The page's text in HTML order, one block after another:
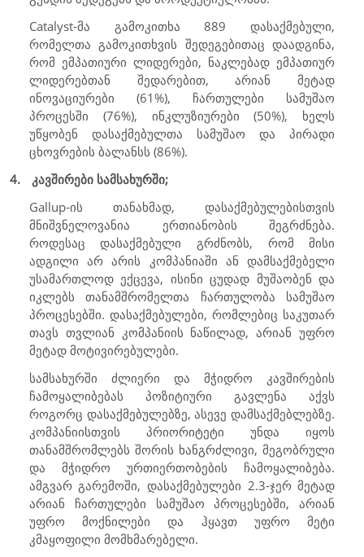
Catalyst-მა გამოკითხა 889 დასაქმებული,
რომელთა გამოკითხვის შედეგებითაც დაადგინა,
რომ ემპათიური ლიდერები, ნაკლებად ემპათიურ
ლიდერებთან შედარებით, არიან მეტად
ინოვაციურები (61%), ჩართულები სამუშაო
პროცესში (76%), ინკლუზიურები (50%), ხელს
უწყობენ დასაქმებულთა სამუშაო და პირადი
ცხოვრების ბალანსს (86%).
4.
კავშირები სამსახურში;
Gallup-ის თანახმად, დასაქმებულებისთვის
მნიშვნელოვანია ერთიანობის შეგრძნება.
როდესაც დასაქმებული გრძნობს, რომ მისი
ადგილი არ არის კომპანიაში ან დამსაქმებელი
უსამართლოდ ექცევა, ისინი ცუდად მუშაობენ და
იკლებს თანამშრომელთა ჩართულობა სამუშაო
პროცესებში. დასაქმებულები, რომლებიც საკუთარ
თავს თვლიან კომპანიის ნაწილად, არიან უფრო
მეტად მოტივირებულები.
სამსახურში ძლიერი და მჭიდრო კავშირების
ჩამოყალიბებას პოზიტიური გავლენა აქვს
როგორც დასაქმებულებზე, ასევე დამსაქმებლებზე.
კომპანიისთვის პრიორიტეტი უნდა იყოს
თანამშრომლებს შორის ხანგრძლივი, მეგობრული
და მჭიდრო ურთიერთობების ჩამოყალიბება.
ამგვარ გარემოში, დასაქმებულები 2.3-ჯერ მეტად
არიან ჩართულები სამუშაო პროცესებში, არიან
უფრო მოქნილები და ჰყავთ უფრო მეტი
კმაყოფილი მომხმარებელი.